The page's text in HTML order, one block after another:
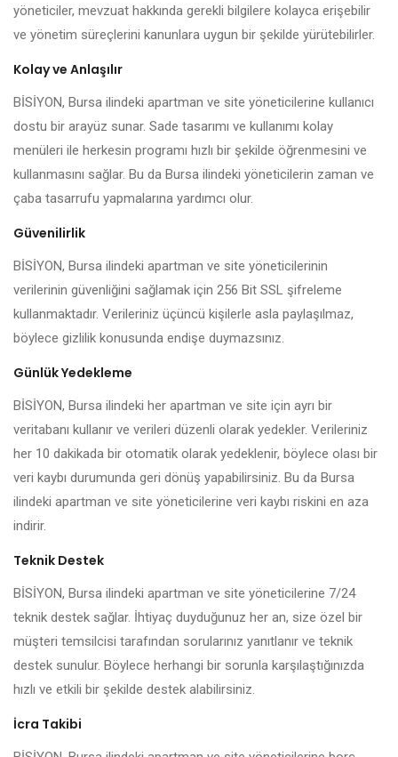
yöneticiler, mevzuat hakkında gerekli bilgilere kolayca erişebilir
ve yönetim süreçlerini kanunlara uygun bir şekilde yürütebilirler.
Kolay ve Anlaşılır
BİSİYON, Bursa ilindeki apartman ve site yöneticilerine kullanıcı
dostu bir arayüz sunar. Sade tasarımı ve kullanımı kolay
menüleri ile herkesin programı hızlı bir şekilde öğrenmesini ve
kullanmasını sağlar. Bu da Bursa ilindeki yöneticilerin zaman ve
çaba tasarrufu yapmalarına yardımcı olur.
Güvenilirlik
BİSİYON, Bursa ilindeki apartman ve site yöneticilerinin
verilerinin güvenliğini sağlamak için 256 Bit SSL şifreleme
kullanmaktadır. Verileriniz üçüncü kişilerle asla paylaşılmaz,
böylece gizlilik konusunda endişe duymazsınız.
Günlük Yedekleme
BİSİYON, Bursa ilindeki her apartman ve site için ayrı bir
veritabanı kullanır ve verileri düzenli olarak yedekler. Verileriniz
her 10 dakikada bir otomatik olarak yedeklenir, böylece olası bir
veri kaybı durumunda geri dönüş yapabilirsiniz. Bu da Bursa
ilindeki apartman ve site yöneticilerine veri kaybı riskini en aza
indirir.
Teknik Destek
BİSİYON, Bursa ilindeki apartman ve site yöneticilerine 7/24
teknik destek sağlar. İhtiyaç duyduğunuz her an, size özel bir
müşteri temsilcisi tarafından sorularınız yanıtlanır ve teknik
destek sunulur. Böylece herhangi bir sorunla karşılaştığınızda
hızlı ve etkili bir şekilde destek alabilirsiniz.
İcra Takibi